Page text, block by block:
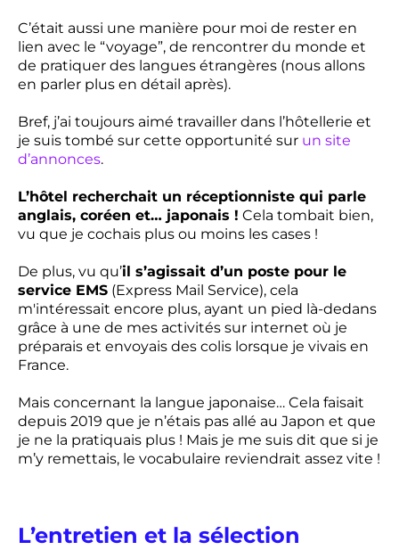
C’était aussi une manière pour moi de rester en
lien avec le “voyage”, de rencontrer du monde et
de pratiquer des langues étrangères (nous allons
en parler plus en détail après).
Bref, j’ai toujours aimé travailler dans l’hôtellerie et
je suis tombé sur cette opportunité sur un site
d’annonces.
L’hôtel recherchait un réceptionniste qui parle
anglais, coréen et… japonais ! Cela tombait bien,
vu que je cochais plus ou moins les cases !
De plus, vu qu’il s’agissait d’un poste pour le
service EMS (Express Mail Service), cela
m'intéressait encore plus, ayant un pied là-dedans
grâce à une de mes activités sur internet où je
préparais et envoyais des colis lorsque je vivais en
France.
Mais concernant la langue japonaise… Cela faisait
depuis 2019 que je n’étais pas allé au Japon et que
je ne la pratiquais plus ! Mais je me suis dit que si je
m’y remettais, le vocabulaire reviendrait assez vite !
L’entretien et la sélection